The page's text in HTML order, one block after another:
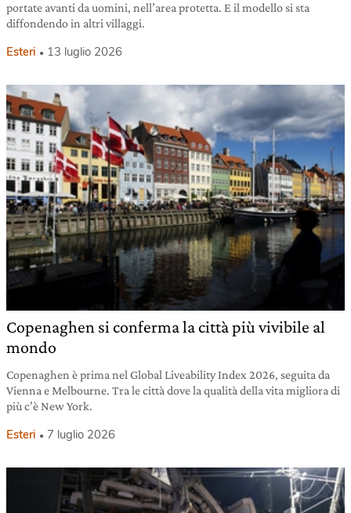
portate avanti da uomini, nell’area protetta. E il modello si sta
diffondendo in altri villaggi.
Esteri 13 luglio 2026
Copenaghen si conferma la città più vivibile al
mondo
Copenaghen è prima nel Global Liveability Index 2026, seguita da
Vienna e Melbourne. Tra le città dove la qualità della vita migliora di
più c’è New York.
Esteri 7 luglio 2026